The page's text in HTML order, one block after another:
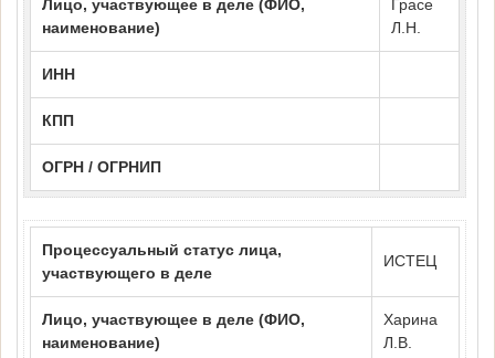
Лицо, участвующее в деле (ФИО,
наименование)
Грасе
Л.Н.
ИНН
КПП
ОГРН / ОГРНИП
Процессуальный статус лица,
участвующего в деле
ИСТЕЦ
Лицо, участвующее в деле (ФИО,
наименование)
Харина
Л.В.